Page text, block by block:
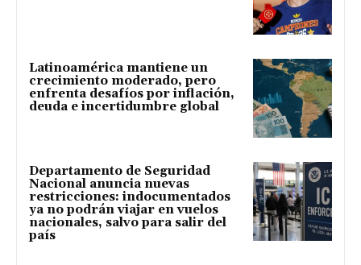
Latinoamérica mantiene un
crecimiento moderado, pero
enfrenta desafíos por inflación,
deuda e incertidumbre global
Departamento de Seguridad
Nacional anuncia nuevas
restricciones: indocumentados
ya no podrán viajar en vuelos
nacionales, salvo para salir del
país